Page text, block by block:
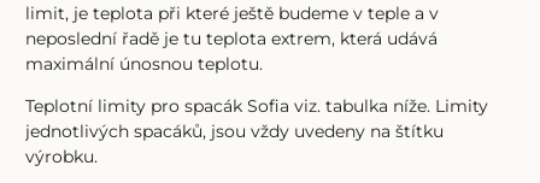
limit, je teplota při které ještě budeme v teple a v
neposlední řadě je tu teplota extrem, která udává
maximální únosnou teplotu.
Teplotní limity pro spacák Sofia viz. tabulka níže. Limity
jednotlivých spacáků, jsou vždy uvedeny na štítku
výrobku.